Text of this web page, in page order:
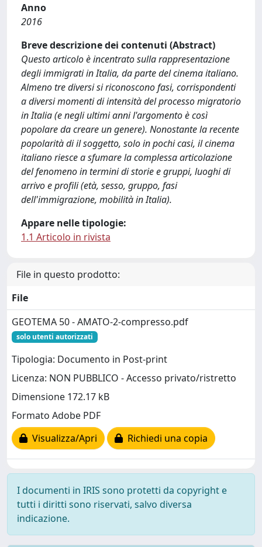
Anno
2016
Breve descrizione dei contenuti (Abstract)
Questo articolo è incentrato sulla rappresentazione
degli immigrati in Italia, da parte del cinema italiano.
Almeno tre diversi si riconoscono fasi, corrispondenti
a diversi momenti di intensità del processo migratorio
in Italia (e negli ultimi anni l'argomento è così
popolare da creare un genere). Nonostante la recente
popolarità di il soggetto, solo in pochi casi, il cinema
italiano riesce a sfumare la complessa articolazione
del fenomeno in termini di storie e gruppi, luoghi di
arrivo e profili (età, sesso, gruppo, fasi
dell'immigrazione, mobilità in Italia).
Appare nelle tipologie:
1.1 Articolo in rivista
File in questo prodotto:
File
GEOTEMA 50 - AMATO-2-compresso.pdf
solo utenti autorizzati
Tipologia: Documento in Post-print
Licenza: NON PUBBLICO - Accesso privato/ristretto
Dimensione 172.17 kB
Formato Adobe PDF
Visualizza/Apri
Richiedi una copia
I documenti in IRIS sono protetti da copyright e
tutti i diritti sono riservati, salvo diversa
indicazione.